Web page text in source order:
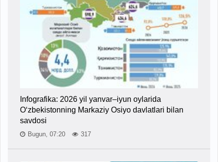
Infografika: 2026 yil yanvar–iyun oylarida
O‘zbekistonning Markaziy Osiyo davlatlari bilan
savdosi
Bugun, 07:20 317